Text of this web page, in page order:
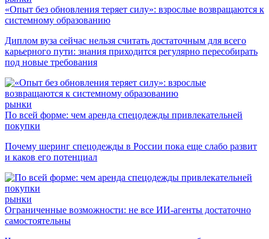
«Опыт без обновления теряет силу»: взрослые возвращаются к
системному образованию
Диплом вуза сейчас нельзя считать достаточным для всего
карьерного пути: знания приходится регулярно пересобирать
под новые требования
рынки
По всей форме: чем аренда спецодежды привлекательней
покупки
Почему шеринг спецодежды в России пока еще слабо развит
и каков его потенциал
рынки
Ограниченные возможности: не все ИИ-агенты достаточно
самостоятельны